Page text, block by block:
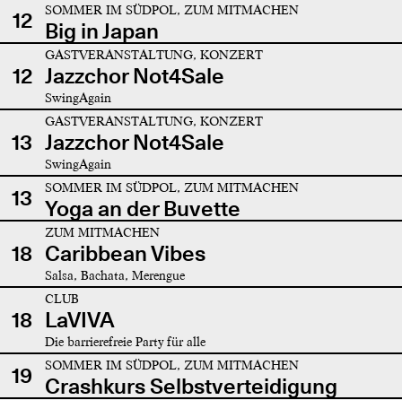
12
SOMMER IM SÜDPOL, ZUM MITMACHEN
Big in Japan
12
GASTVERANSTALTUNG, KONZERT
Jazzchor Not4Sale
SwingAgain
13
GASTVERANSTALTUNG, KONZERT
Jazzchor Not4Sale
SwingAgain
13 SOMMER IM SÜDPOL, ZUM MITMACHEN
Yoga an der Buvette
18
ZUM MITMACHEN
Caribbean Vibes
Salsa, Bachata, Merengue
18
CLUB
LaVIVA
Die barrierefreie Party für alle
19 SOMMER IM SÜDPOL, ZUM MITMACHEN
Crashkurs Selbstverteidigung